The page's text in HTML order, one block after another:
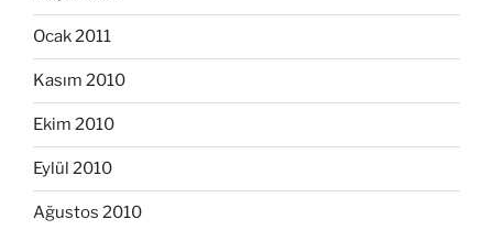
Ocak 2011
Kasım 2010
Ekim 2010
Eylül 2010
Ağustos 2010